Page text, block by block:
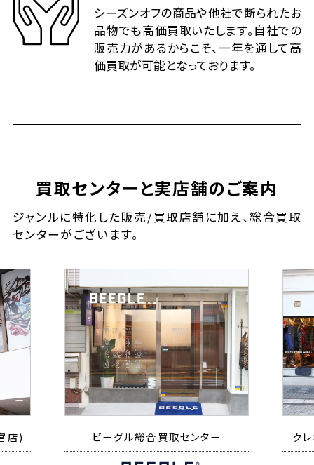
シーズンオフの商品や他社で断られたお
品物でも高価買取いたします。自社での
販売力があるからこそ、一年を通して高
価買取が可能となっております。
買取センターと実店舗のご案内
ジャンルに特化した販売/買取店舗に加え、総合買取
センターがございます。
店) ビーグル総合買取センター ク